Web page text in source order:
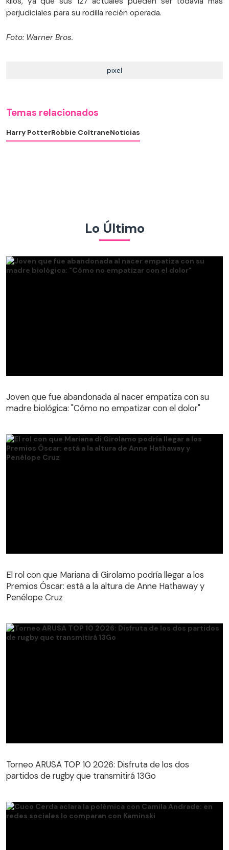
perjudiciales para su rodilla recién operada.
Foto: Warner Bros.
pixel
Temas relacionados
Harry PotterRobbie ColtraneNoticias
Lo Último
madre biológica: "Cómo no empatizar con el dolor"
Joven que fue abandonada al nacer empatiza con su
madre biológica: "Cómo no empatizar con el dolor"
El rol con que Mariana di Girolamo podría llegar a los
Premios Óscar: está a la altura de Anne Hathaway y
Penélope Cruz
Torneo ARUSA TOP 10 2026: Disfruta de los dos
partidos de rugby que transmitirá 13Go